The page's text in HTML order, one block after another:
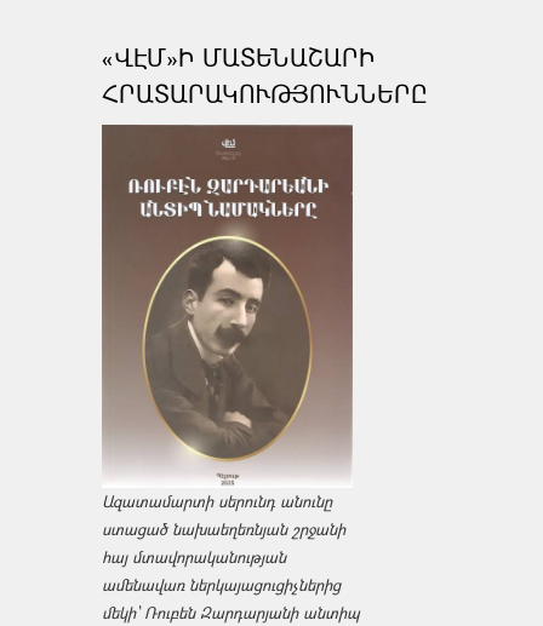
«ՎԷՄ»Ի ՄԱՏԵՆԱՇԱՐԻ
ՀՐԱՏԱՐԱԿՈՒԹՅՈՒՆՆԵՐԸ
Ազատամարտի սերունդ անունը
ստացած նախաեղեռնյան շրջանի
հայ մտավորականության
ամենավառ ներկայացուցիչներից
մեկի՝ Ռուբեն Զարդարյանի անտիպ